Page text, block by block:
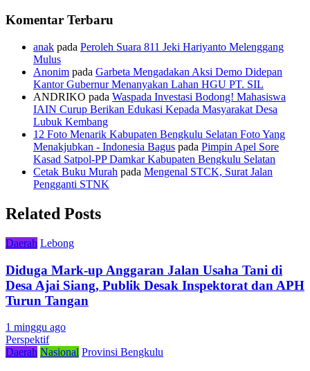
Komentar Terbaru
anak pada Peroleh Suara 811 Jeki Hariyanto Melenggang
Mulus
Anonim pada Garbeta Mengadakan Aksi Demo Didepan
Kantor Gubernur Menanyakan Lahan HGU PT. SIL
ANDRIKO pada Waspada Investasi Bodong! Mahasiswa
IAIN Curup Berikan Edukasi Kepada Masyarakat Desa
Lubuk Kembang
12 Foto Menarik Kabupaten Bengkulu Selatan Foto Yang
Menakjubkan - Indonesia Bagus pada Pimpin Apel Sore
Kasad Satpol-PP Damkar Kabupaten Bengkulu Selatan
Cetak Buku Murah pada Mengenal STCK, Surat Jalan
Pengganti STNK
Related Posts
Daerah Lebong
Diduga Mark-up Anggaran Jalan Usaha Tani di
Desa Ajai Siang, Publik Desak Inspektorat dan APH
Turun Tangan
1 minggu ago
Perspektif
Daerah Nasional Provinsi Bengkulu